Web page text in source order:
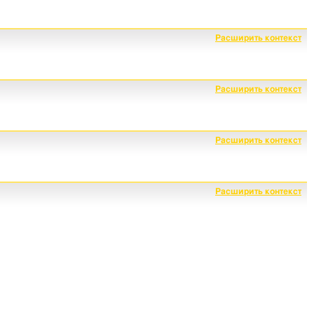
Расширить контекст
Расширить контекст
Расширить контекст
Расширить контекст